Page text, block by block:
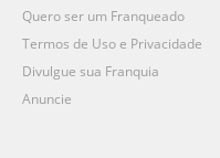
Quero ser um Franqueado
Termos de Uso e Privacidade
Divulgue sua Franquia
Anuncie